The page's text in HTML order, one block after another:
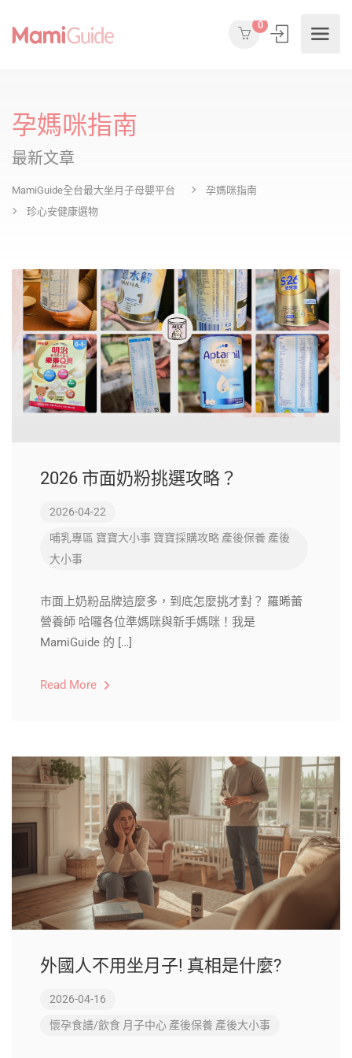
0
孕媽咪指南
最新文章
MamiGuide全台最大坐月子母嬰平台
孕媽咪指南
珍心安健康選物
2026 市面奶粉挑選攻略？
2026-04-22
哺乳專區 寶寶大小事 寶寶採購攻略 產後保養 產後
大小事
市面上奶粉品牌這麼多，到底怎麼挑才對？ 羅晞蕾
營養師 哈囉各位準媽咪與新手媽咪！我是
MamiGuide 的 […]
Read More
外國人不用坐月子! 真相是什麼?
2026-04-16
懷孕食譜/飲食 月子中心 產後保養 產後大小事